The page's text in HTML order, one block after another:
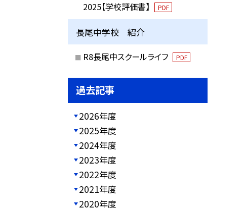
2025【学校評価書】
PDF
長尾中学校 紹介
R8長尾中スクールライフ PDF
過去記事
2026年度
2025年度
2024年度
2023年度
2022年度
2021年度
2020年度